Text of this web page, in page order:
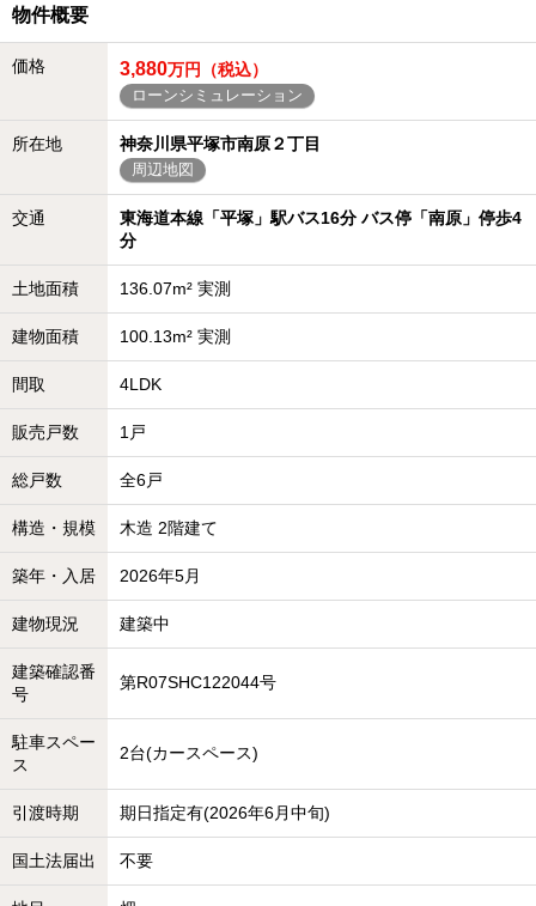
物件概要
価格 3,880万円（税込）
ローンシミュレーション
所在地 神奈川県平塚市南原２丁目
周辺地図
交通
東海道本線「平塚」駅バス16分 バス停「南原」停歩4
分
土地面積 136.07m² 実測
建物面積 100.13m² 実測
間取 4LDK
販売戸数 1戸
総戸数 全6戸
構造・規模 木造 2階建て
築年・入居 2026年5月
建物現況 建築中
建築確認番
号
第R07SHC122044号
駐車スペー
ス
2台(カースペース)
引渡時期 期日指定有(2026年6月中旬)
国土法届出 不要